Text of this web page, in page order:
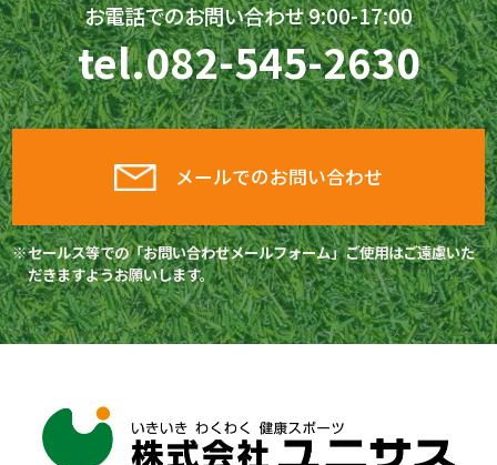
お電話でのお問い合わせ 9:00-17:00
tel.082-545-2630
メールでのお問い合わせ
セールス等での「お問い合わせメールフォーム」ご使用はご遠慮いた
だきますようお願いします。